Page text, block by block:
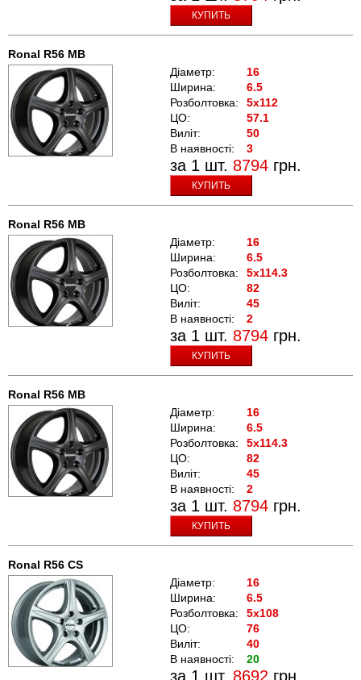
КУПИТЬ
Ronal R56 MB
Діаметр:
16
Ширина:
6.5
Розболтовка:
5x112
ЦО:
57.1
Виліт:
50
В наявності:
3
за 1 шт. 8794 грн.
КУПИТЬ
Ronal R56 MB
Діаметр:
16
Ширина:
6.5
Розболтовка:
5x114.3
ЦО:
82
Виліт:
45
В наявності:
2
за 1 шт. 8794 грн.
КУПИТЬ
Ronal R56 MB
Діаметр:
16
Ширина:
6.5
Розболтовка:
5x114.3
ЦО:
82
Виліт:
45
В наявності:
2
за 1 шт. 8794 грн.
КУПИТЬ
Ronal R56 CS
Діаметр:
16
Ширина:
6.5
Розболтовка:
5x108
ЦО:
76
Виліт:
40
В наявності:
20
за 1 шт. 8692 грн.